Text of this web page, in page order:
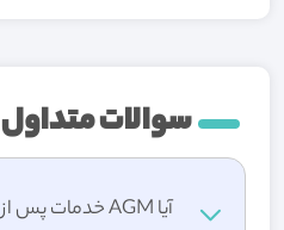
سوالات متداول
آیا AGM خدمات پس از فروش یا پشتیبانی فنی ارائه می‌دهد؟